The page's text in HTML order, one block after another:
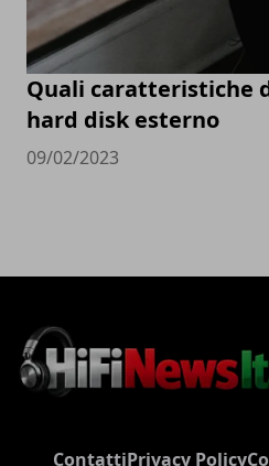
Quali caratteristiche
hard disk esterno
09/02/2023
ContattiPrivacy Policy